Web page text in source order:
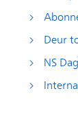
Deur
NS